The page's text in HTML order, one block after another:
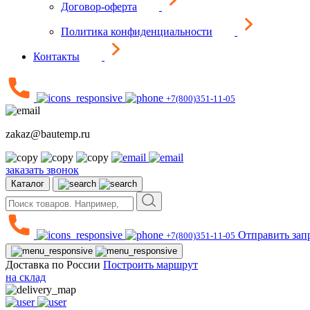
Договор-оферта
Политика конфиденциальности
Контакты
+7(800)351-11-05
zakaz@bautemp.ru
заказать звонок
Каталог
+7(800)351-11-05 Отправить
Доставка по России Построить маршрут
на склад